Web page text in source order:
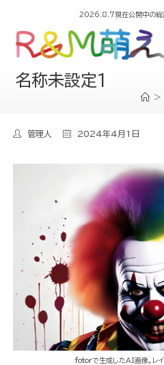
2026.8.7現在公開中の総
名称未設定1
>
管理人 2024年4月1日
fotorで生成したAI画像。レ